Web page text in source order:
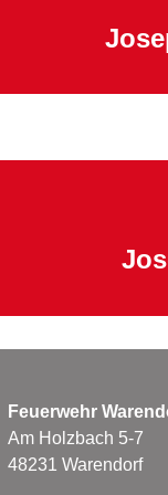
Feuerwehr
Am Holzbach 5-7
48231 Warendorf